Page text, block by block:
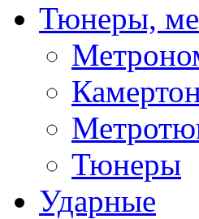
Тюнеры,
Тюнеры
Ударные